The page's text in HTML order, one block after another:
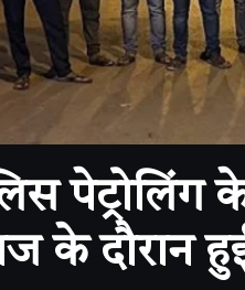
पेट्रोलिंग
के दौरान